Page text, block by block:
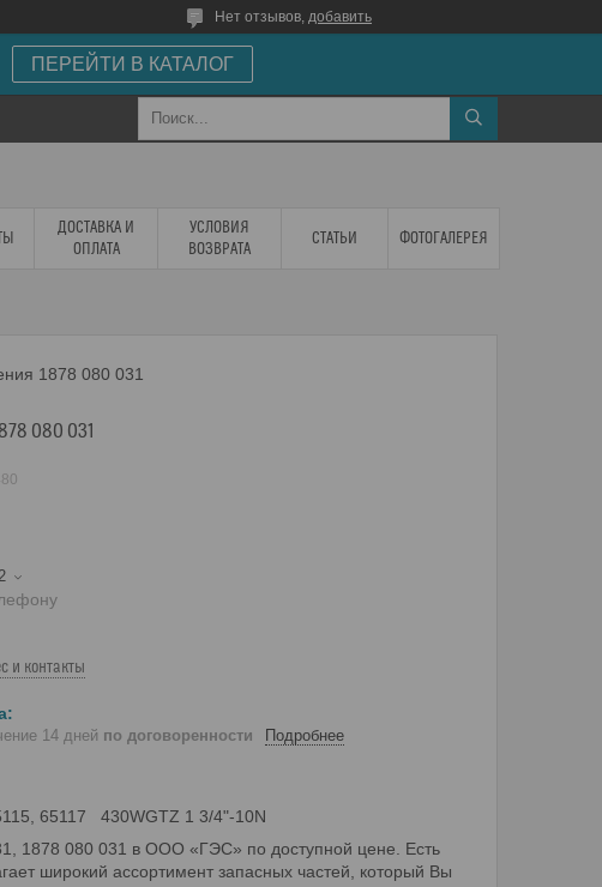
Нет отзывов, добавить
ПЕРЕЙТИ В КАТАЛОГ
ДОСТАВКА И
ОПЛАТА
УСЛОВИЯ
ВОЗВРАТА
СТАТЬИ ФОТОГАЛЕРЕЯ
1878 080 031
080 031
и контакты
14 дней по договоренности Подробнее
65117 430WGTZ 1 3/4"-10N
1878 080 031 в ООО «ГЭС» по доступной цене. Есть
широкий ассортимент запасных частей, который Вы